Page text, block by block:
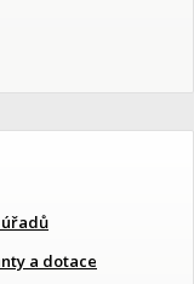
a dotace